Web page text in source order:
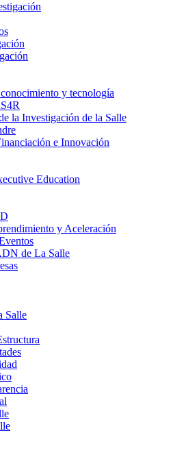
y tecnología
la Investigación de la Salle
e Innovación
Education
y Aceleración
de La Salle
Salle